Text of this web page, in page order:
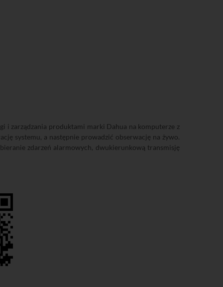
i zarządzania produktami marki Dahua na komputerze z
systemu, a następnie prowadzić obserwację na żywo.
zdarzeń alarmowych, dwukierunkową transmisję